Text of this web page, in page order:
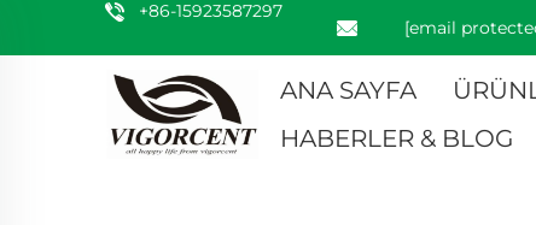
+86-15923587297
[email
ANA SAYFA
HABERLER & BLOG